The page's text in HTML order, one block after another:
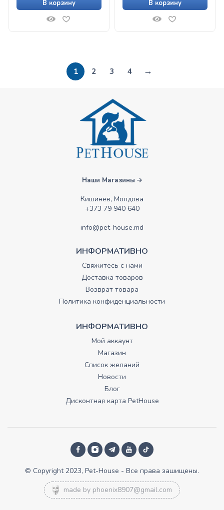
В корзину В корзину
1 2 3 4 →
Наши Магазины
Кишинев, Молдова
+373 79 940 640
info@pet-house.md
ИНФОРМАТИВНО
Свяжитесь с нами
Доставка товаров
Возврат товара
Политика конфиденциальности
ИНФОРМАТИВНО
Мой аккаунт
Магазин
Список желаний
Новости
Блог
Дисконтная карта PetHouse
© Copyright 2023, Pet-House - Все права зашищены.
made by phoenix8907@gmail.com